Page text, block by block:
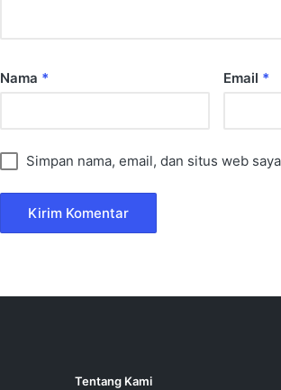
Nama * Email *
Simpan nama, email, dan situs web
Tentang Kami